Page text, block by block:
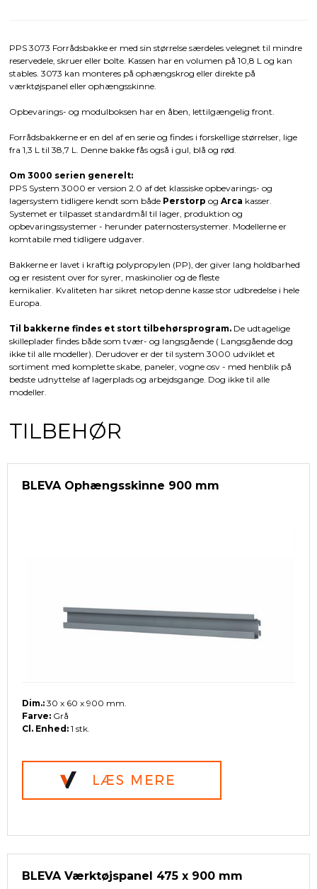
PPS 3073 Forrådsbakke er med sin størrelse særdeles velegnet til mindre
reservedele, skruer eller bolte. Kassen har en volumen på 10,8 L og kan
stables. 3073 kan monteres på ophængskrog eller direkte på
værktøjspanel eller ophængsskinne.
Opbevarings- og modulboksen har en åben, lettilgængelig front.
Forrådsbakkerne er en del af en serie og findes i forskellige størrelser, lige
fra 1,3 L til 38,7 L. Denne bakke fås også i gul, blå og rød.
Om 3000 serien generelt:
PPS System 3000 er version 2.0 af det klassiske opbevarings- og
lagersystem tidligere kendt som både Perstorp og Arca kasser.
Systemet er tilpasset standardmål til lager, produktion og
opbevaringssystemer - herunder paternostersystemer. Modellerne er
komtabile med tidligere udgaver.
Bakkerne er lavet i kraftig polypropylen (PP), der giver lang holdbarhed
og er resistent over for syrer, maskinolier og de fleste
kemikalier. Kvaliteten har sikret netop denne kasse stor udbredelse i hele
Europa.
Til bakkerne findes et stort tilbehørsprogram. De udtagelige
skilleplader findes både som tvær- og langsgående ( Langsgående dog
ikke til alle modeller). Derudover er der til system 3000 udviklet et
sortiment med komplette skabe, paneler, vogne osv - med henblik på
bedste udnyttelse af lagerplads og arbejdsgange. Dog ikke til alle
modeller.
TILBEHØR
BLEVA Ophængsskinne 900 mm
Dim.: 30 x 60 x 900 mm.
Farve: Grå
Cl. Enhed: 1 stk.
BLEVA Værktøjspanel 475 x 900 mm